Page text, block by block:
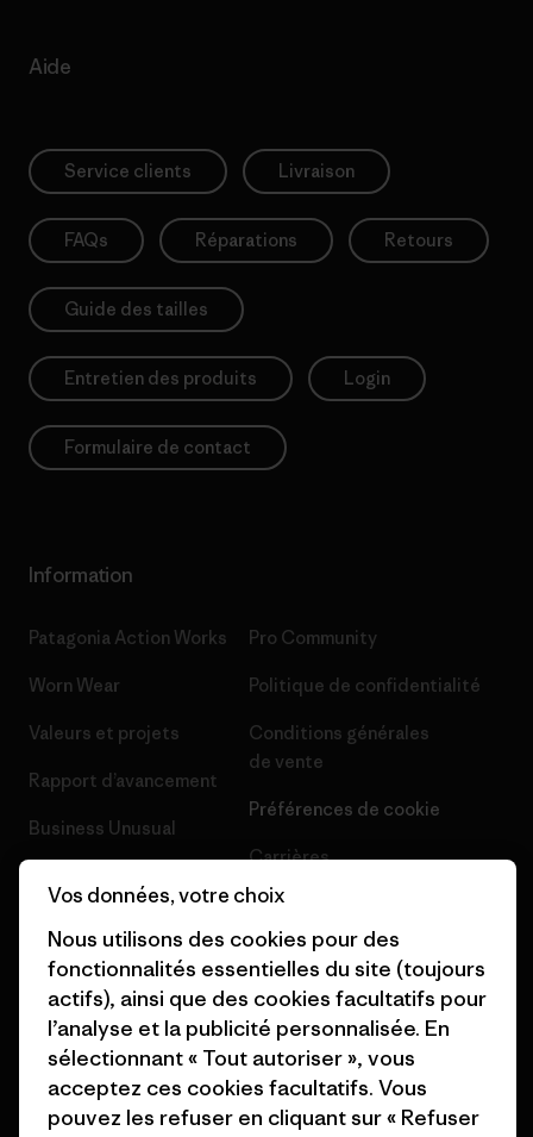
Aide
Service clients Livraison
FAQs Réparations Retours
Guide des tailles
Entretien des produits Login
Formulaire de contact
Information
Patagonia Action Works
Worn Wear
Valeurs et projets
Rapport d’avancement
Business Unusual
Comment nous finançons
Cartes cadeaux
Nos magasins
Pro Community
Politique de confidentialité
Conditions générales
de vente
Préférences de cookie
Carrières
Presse et media
Industry program
Programme d’affiliation
Patagonia Suisse Plan du site
Vos données, votre choix
Nous utilisons des cookies pour des
fonctionnalités essentielles du site (toujours
actifs), ainsi que des cookies facultatifs pour
l’analyse et la publicité personnalisée. En
sélectionnant « Tout autoriser », vous
acceptez ces cookies facultatifs. Vous
pouvez les refuser en cliquant sur « Refuser